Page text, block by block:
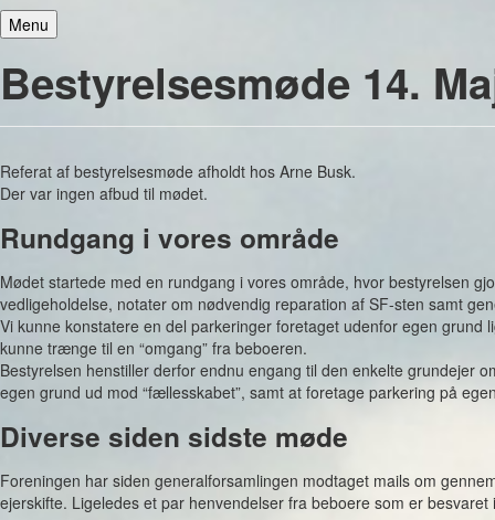
Menu
Bestyrelsesmøde 14.
Referat af bestyrelsesmøde afholdt hos Arne Busk.
Der var ingen afbud til mødet.
Rundgang i vores område
Mødet startede med en rundgang i vores område, hvor bestyrelsen
vedligeholdelse, notater om nødvendig reparation af SF-sten samt
Vi kunne konstatere en del parkeringer foretaget udenfor egen grund
kunne trænge til en “omgang” fra beboeren.
Bestyrelsen henstiller derfor endnu engang til den enkelte grundejer
egen grund ud mod “fællesskabet”, samt at foretage parkering på
Diverse siden sidste møde
Foreningen har siden generalforsamlingen modtaget mails om
ejerskifte. Ligeledes et par henvendelser fra beboere som er besvaret